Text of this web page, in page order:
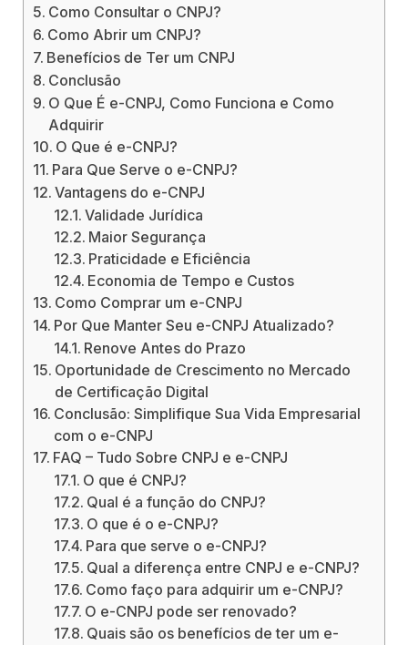
Como Consultar o CNPJ?
Como Abrir um CNPJ?
Benefícios de Ter um CNPJ
Conclusão
O Que É e-CNPJ, Como Funciona e Como
Adquirir
O Que é e-CNPJ?
Para Que Serve o e-CNPJ?
Vantagens do e-CNPJ
Validade Jurídica
Maior Segurança
Praticidade e Eficiência
Economia de Tempo e Custos
Como Comprar um e-CNPJ
Por Que Manter Seu e-CNPJ Atualizado?
Renove Antes do Prazo
Oportunidade de Crescimento no Mercado
de Certificação Digital
Conclusão: Simplifique Sua Vida Empresarial
com o e-CNPJ
FAQ – Tudo Sobre CNPJ e e-CNPJ
O que é CNPJ?
Qual é a função do CNPJ?
O que é o e-CNPJ?
Para que serve o e-CNPJ?
Qual a diferença entre CNPJ e e-CNPJ?
Como faço para adquirir um e-CNPJ?
O e-CNPJ pode ser renovado?
Quais são os benefícios de ter um e-